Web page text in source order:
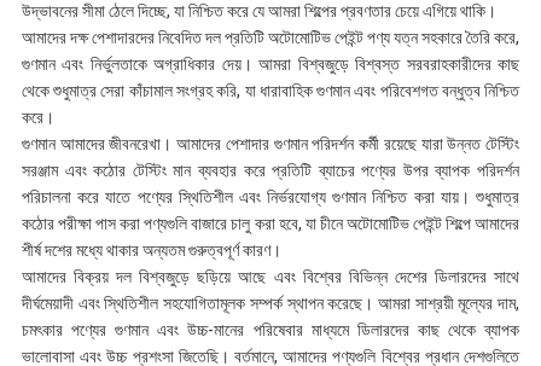
উদ্ভাবনের সীমা ঠেলে দিচ্ছে, যা নিশ্চিত করে যে আমরা শিল্পের প্রবণতার চেয়ে এগিয়ে থাকি।
আমাদের দক্ষ পেশাদারদের নিবেদিত দল প্রতিটি অটোমোটিভ পেইন্ট পণ্য যত্ন সহকারে তৈরি করে,
গুণমান এবং নির্ভুলতাকে অগ্রাধিকার দেয়। আমরা বিশ্বজুড়ে বিশ্বস্ত সরবরাহকারীদের কাছ
থেকে শুধুমাত্র সেরা কাঁচামাল সংগ্রহ করি, যা ধারাবাহিক গুণমান এবং পরিবেশগত বন্ধুত্ব নিশ্চিত
করে।
গুণমান আমাদের জীবনরেখা। আমাদের পেশাদার গুণমান পরিদর্শন কর্মী রয়েছে যারা উন্নত টেস্টিং
সরঞ্জাম এবং কঠোর টেস্টিং মান ব্যবহার করে প্রতিটি ব্যাচের পণ্যের উপর ব্যাপক পরিদর্শন
পরিচালনা করে যাতে পণ্যের স্থিতিশীল এবং নির্ভরযোগ্য গুণমান নিশ্চিত করা যায়। শুধুমাত্র
কঠোর পরীক্ষা পাস করা পণ্যগুলি বাজারে চালু করা হবে, যা চীনে অটোমোটিভ পেইন্ট শিল্পে আমাদের
শীর্ষ দশের মধ্যে থাকার অন্যতম গুরুত্বপূর্ণ কারণ।
আমাদের বিক্রয় দল বিশ্বজুড়ে ছড়িয়ে আছে এবং বিশ্বের বিভিন্ন দেশের ডিলারদের সাথে
দীর্ঘমেয়াদী এবং স্থিতিশীল সহযোগিতামূলক সম্পর্ক স্থাপন করেছে। আমরা সাশ্রয়ী মূল্যের দাম,
চমৎকার পণ্যের গুণমান এবং উচ্চ-মানের পরিষেবার মাধ্যমে ডিলারদের কাছ থেকে ব্যাপক
ভালোবাসা এবং উচ্চ প্রশংসা জিতেছি। বর্তমানে, আমাদের পণ্যগুলি বিশ্বের প্রধান দেশগুলিতে